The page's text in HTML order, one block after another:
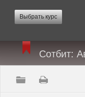
Выбрать курс
Сотбит: